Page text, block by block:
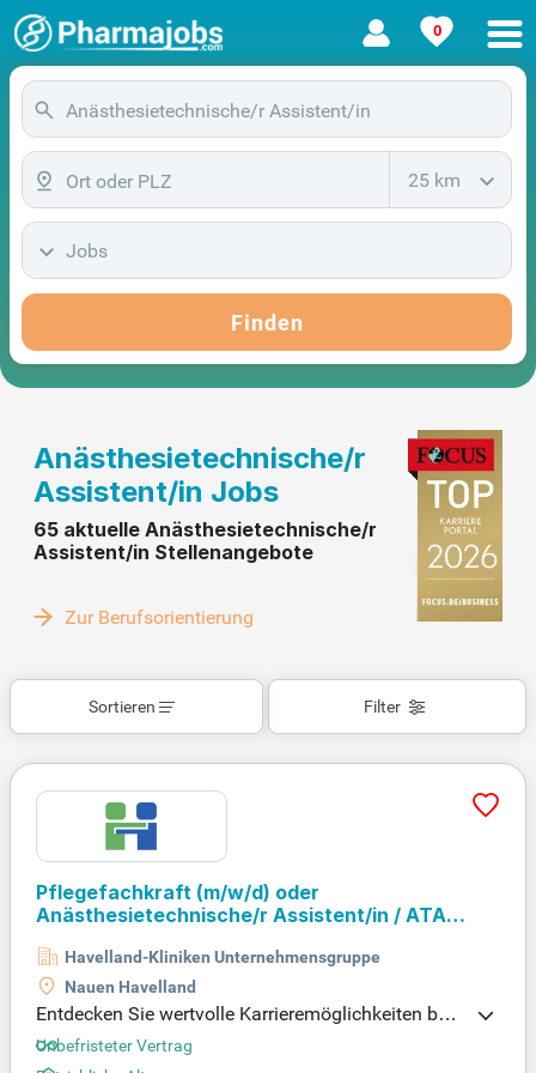
0
25 km
Jobs
Finden
Anästhesietechnische/r
Assistent/in Jobs
65 aktuelle Anästhesietechnische/r
Assistent/in Stellenangebote
Zur Berufsorientierung
Filter
Sortieren
Pflegefachkraft (m/w/d) oder
Anästhesietechnische/r Assistent/in / ATA
Havelland-Kliniken Unternehmensgruppe
Nauen Havelland
Entdecken Sie wertvolle Karrieremöglichkeiten bei
den Havelland Kliniken GmbH im Bereich Intensiv
medizin und Anästhesie. Unsere Klinik in Nauen su
Unbefristeter Vertrag